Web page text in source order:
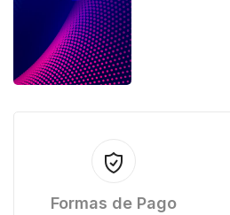
Formas de Pago